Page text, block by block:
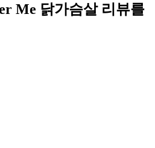
Me 닭가슴살 리뷰를